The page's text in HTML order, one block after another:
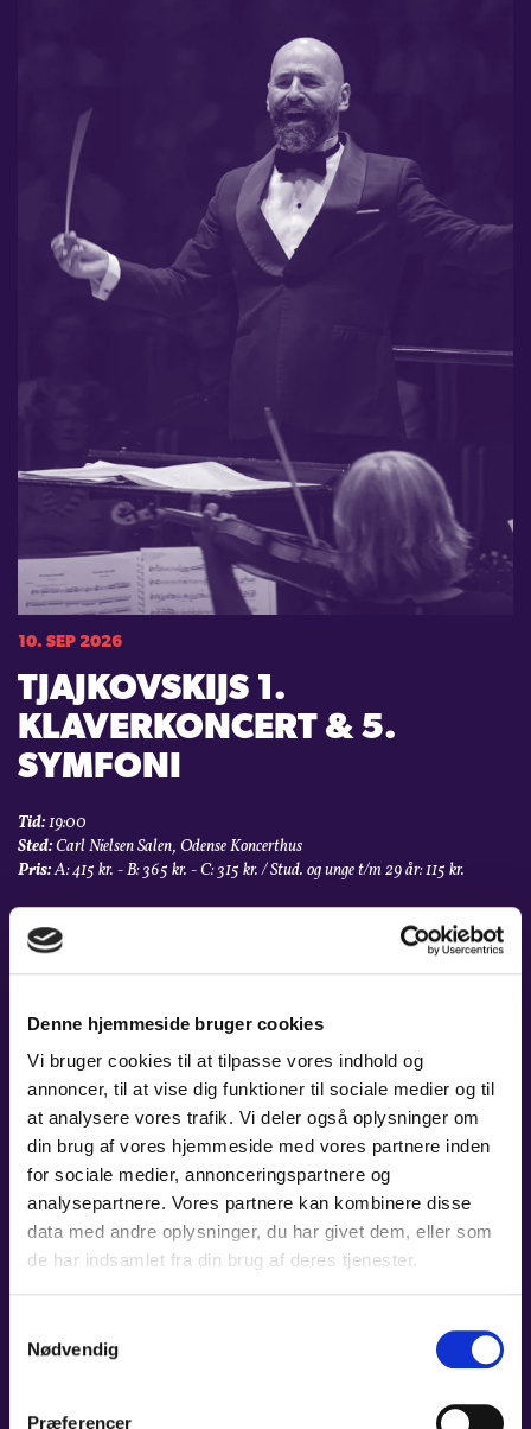
Denne hjemmeside bruger cookies
Vi bruger cookies til at tilpasse vores indhold og
annoncer, til at vise dig funktioner til sociale medier og til
at analysere vores trafik. Vi deler også oplysninger om
din brug af vores hjemmeside med vores partnere inden
for sociale medier, annonceringspartnere og
analysepartnere. Vores partnere kan kombinere disse
data med andre oplysninger, du har givet dem, eller som
de har indsamlet fra din brug af deres tjenester.
Nødvendig
Præferencer
10. SEP 2026
TJAJKOVSKIJS 1.
KLAVERKONCERT & 5.
SYMFONI
Tid:19:00
Sted:Carl Nielsen Salen, Odense Koncerthus
Pris:A: 415 kr. - B: 365 kr. - C: 315 kr. / Stud. og unge t/m 29 år: 115 kr.